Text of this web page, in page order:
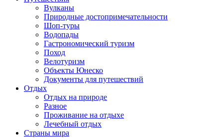
Вулканы
Природные достопримечательности
Шоп-туры
Водопады
Гастрономический туризм
Поход
Велотуризм
Объекты Юнеско
Документы для путешествий
Отдых
Отдых на природе
Разное
Проживание на отдыхе
Лечебный отдых
Страны мира